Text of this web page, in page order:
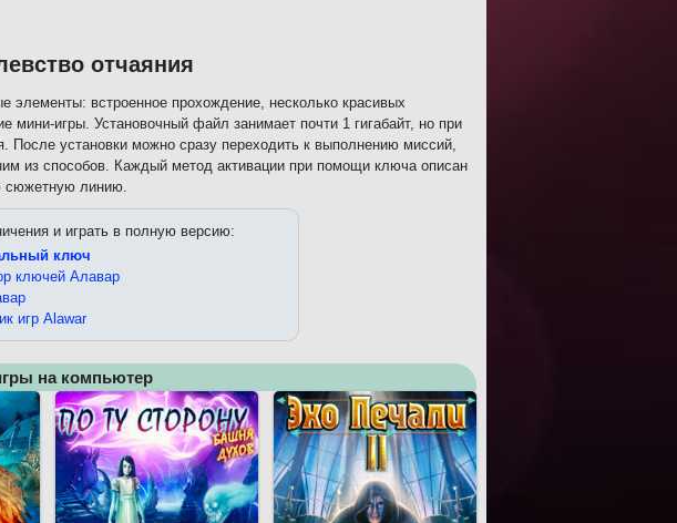
отчаяния
элементы: встроенное прохождение, несколько красивых
игры. Установочный файл занимает почти 1 гигабайт, но при
После установки можно сразу переходить к выполнению миссий,
из способов. Каждый метод активации при помощи ключа описан
сюжетную линию.
и играть в полную версию:
ключ
ключей Алавар
игр Alawar
на компьютер